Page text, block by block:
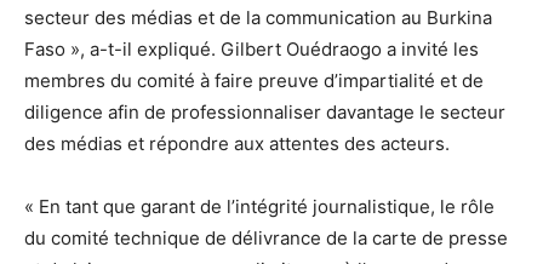
secteur des médias et de la communication au Burkina
Faso », a-t-il expliqué. Gilbert Ouédraogo a invité les
membres du comité à faire preuve d’impartialité et de
diligence afin de professionnaliser davantage le secteur
des médias et répondre aux attentes des acteurs.
« En tant que garant de l’intégrité journalistique, le rôle
du comité technique de délivrance de la carte de presse